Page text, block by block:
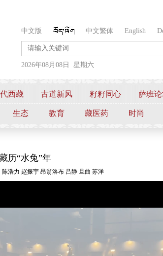
中文版 中文繁体 English
2026年08月08日 星期六
西藏 古道新风 籽籽同心 萨班
生态 教育 藏医药 时尚
历“水兔”年
陈浩力 赵振宇 昂翁洛布 吕静 旦曲 苏洋